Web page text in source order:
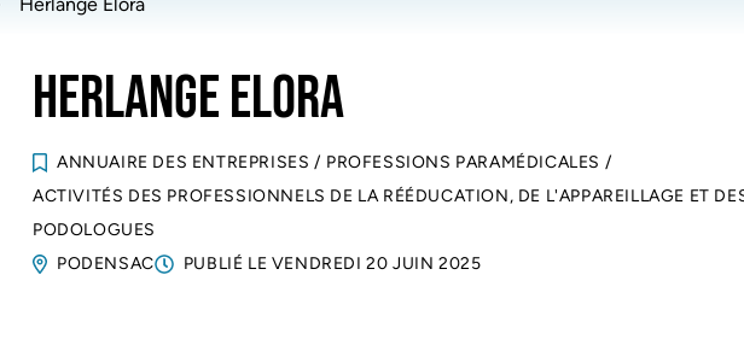
HERLANGE ELORA
ANNUAIRE DES ENTREPRISES / PROFESSIONS PARAMÉDICALES /
ACTIVITÉS DES PROFESSIONNELS DE LA RÉÉDUCATION, DE L'APPAREILLAGE ET
PODOLOGUES
PODENSAC
PUBLIÉ LE VENDREDI 20 JUIN 2025